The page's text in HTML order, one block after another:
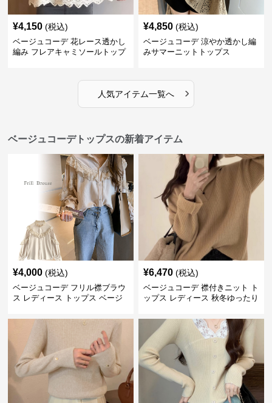
¥4,150 (税込)
ベージュコーデ 花レース透かし
編み フレアキャミソールトップ
¥4,850 (税込)
ベージュコーデ 涼やか透かし編
みサマーニットトップス
人気アイテム一覧へ ›
ベージュコーデトップスの新着アイテム
¥4,000 (税込)
ベージュコーデ フリル襟ブラウ
ス レディース トップス ベージ
¥6,470 (税込)
ベージュコーデ 襟付きニット ト
ップス レディース 秋冬ゆったり